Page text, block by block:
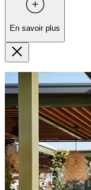
En savoir plus